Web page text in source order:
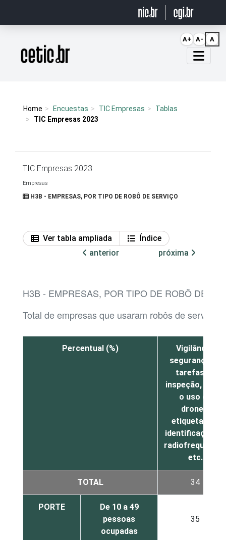
Página inicial
Home Encuestas TIC Empresas
Tablas
TIC Empresas 2023
TIC Empresas 2023
Empresas
H3B - EMPRESAS, POR TIPO DE ROBÔ DE SERVIÇO
Ver tabla ampliada
Índice
anterior
próxima
H3B - EMPRESAS, POR TIPO DE ROBÔ DE
Total de empresas que usaram robôs de serviços
Percentual (%)
Vigilância,
segurança ou
tarefas de
inspeção, como
o uso de
drones,
etiquetas de
identificação de
radiofrequência,
etc.
TOTAL 34
PORTE
De 10 a 49
pessoas
ocupadas
35
A+ A- A